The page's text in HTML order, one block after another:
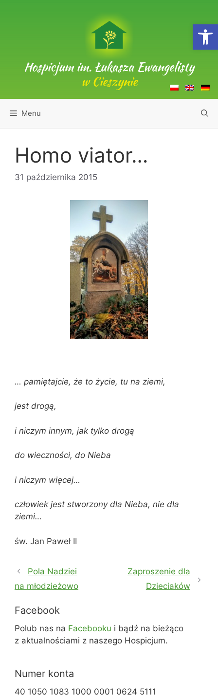
Hospicjum im. Łukasza Ewangelisty
w Cieszynie
Menu
Homo viator…
31 października 2015
… pamiętajcie, że to życie, tu na ziemi,
jest drogą,
i niczym innym, jak tylko drogą
do wieczności, do Nieba
i niczym więcej…
człowiek jest stworzony dla Nieba, nie dla
ziemi…
św. Jan Paweł II
Pola Nadziei
na młodzieżowo
Zaproszenie dla
Dzieciaków
Facebook
Polub nas na Facebooku i bądź na bieżąco
z aktualnościami z naszego Hospicjum.
Numer konta
40 1050 1083 1000 0001 0624 5111